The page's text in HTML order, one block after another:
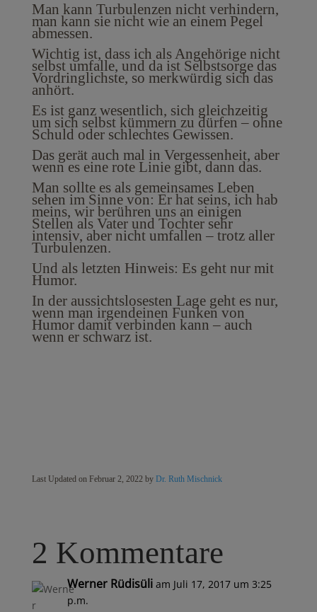
Man kann Turbulenzen nicht verhindern,
man kann sie nicht wie an einem Pegel
abmessen.
Wichtig ist, dass ich als Angehörige nicht
selbst umfalle, und da ist Selbstsorge das
Vordringlichste, so merkwürdig sich das
anhört.
Es ist ganz wesentlich, sich gleichzeitig
um sich selbst kümmern zu dürfen – ohne
Schuld oder schlechtes Gewissen.
Das gerät auch mal in Vergessenheit, aber
wenn es eine rote Linie gibt, dann das.
Man sollte es als gemeinsames Leben
sehen im Sinne von: Er hat seins, ich hab
meins, wir berühren uns an einigen
Stellen als Vater und Tochter sehr
intensiv, aber nicht umfallen – trotz aller
Turbulenzen.
Und als letzten Hinweis: Es geht nur mit
Humor.
In der aussichtslosesten Lage geht es nur,
wenn man irgendeinen Funken von
Humor damit verbinden kann – auch
wenn er schwarz ist.
Last Updated on Februar 2, 2022 by Dr. Ruth Mischnick
2 Kommentare
Werner Rüdisüli am Juli 17, 2017 um 3:25
p.m.